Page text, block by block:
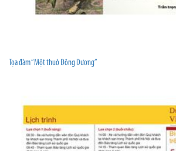
Tọa đàm “Một thuở Đông Dương”